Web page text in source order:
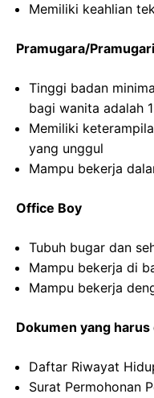
Memiliki keahlian
Pramugara/
Tinggi badan
bagi wanita adalah
Memiliki
yang unggul
Mampu bekerja
Office Boy
Tubuh bugar dan
Mampu bekerja di
Mampu bekerja
Dokumen yang harus
Daftar Riwayat
Surat Permohonan